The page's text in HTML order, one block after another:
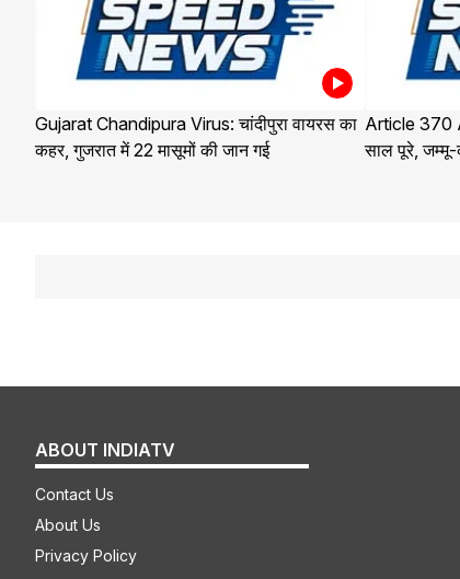
Gujarat Chandipura Virus: चांदीपुरा वायरस का
कहर, गुजरात में 22 मासूमों की जान गई
Article 370
साल पूरे, जम्मू-
ABOUT INDIATV
Contact Us
About Us
Privacy Policy